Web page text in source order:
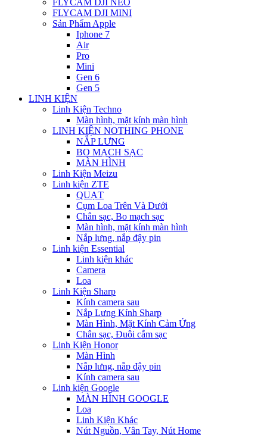
FLYCAM DJI NEO
FLYCAM DJI MINI
Sản Phẩm Apple
Iphone 7
Air
Pro
Mini
Gen 6
Gen 5
LINH KIỆN
Linh Kiện Techno
Màn hình, mặt kính màn hình
LINH KIỆN NOTHING PHONE
NẮP LƯNG
BO MẠCH SẠC
MÀN HÌNH
Linh Kiện Meizu
Linh kiện ZTE
QUẠT
Cụm Loa Trên Và Dưới
Chân sạc, Bo mạch sạc
Màn hình, mặt kính màn hình
Nắp lưng, nắp đậy pin
Linh kiện Essential
Linh kiện khác
Camera
Loa
Linh Kiện Sharp
Kính camera sau
Nắp Lưng Kính Sharp
Màn Hình, Mặt Kính Cảm Ứng
Chân sạc, Đuôi cắm sạc
Linh Kiện Honor
Màn Hình
Nắp lưng, nắp đậy pin
Kính camera sau
Linh kiện Google
MÀN HÌNH GOOGLE
Loa
Linh Kiện Khác
Nút Nguồn, Vân Tay, Nút Home